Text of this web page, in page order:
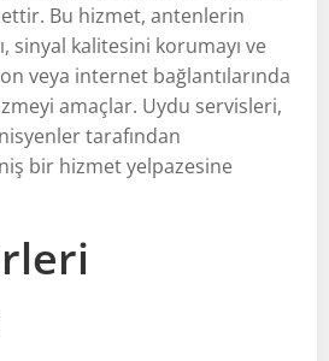
Bu hizmet, antenlerin
sinyal kalitesini korumayı ve
veya internet bağlantılarında
amaçlar. Uydu servisleri,
tarafından
bir hizmet yelpazesine